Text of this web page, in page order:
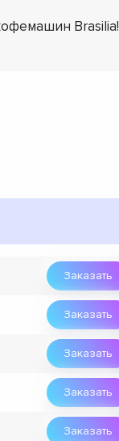
Brasilia!
Заказать
Заказать
Заказать
Заказать
Заказать